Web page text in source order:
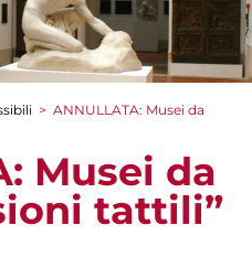
> ANNULLATA: Musei da
Musei da
tattili”